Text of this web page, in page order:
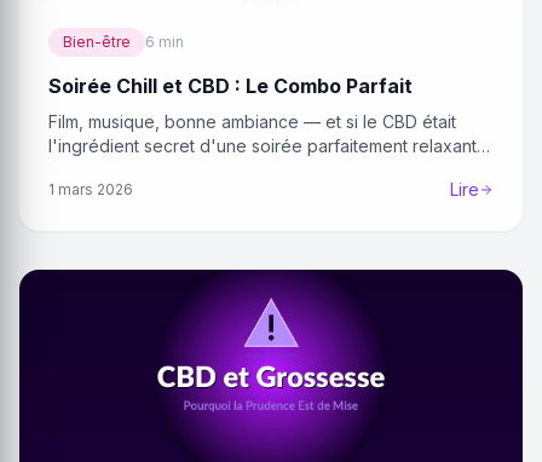
Bien-être 6 min
Soirée Chill et CBD : Le Combo Parfait
Film, musique, bonne ambiance — et si le CBD était
l'ingrédient secret d'une soirée parfaitement relaxante
1 mars 2026 Lire